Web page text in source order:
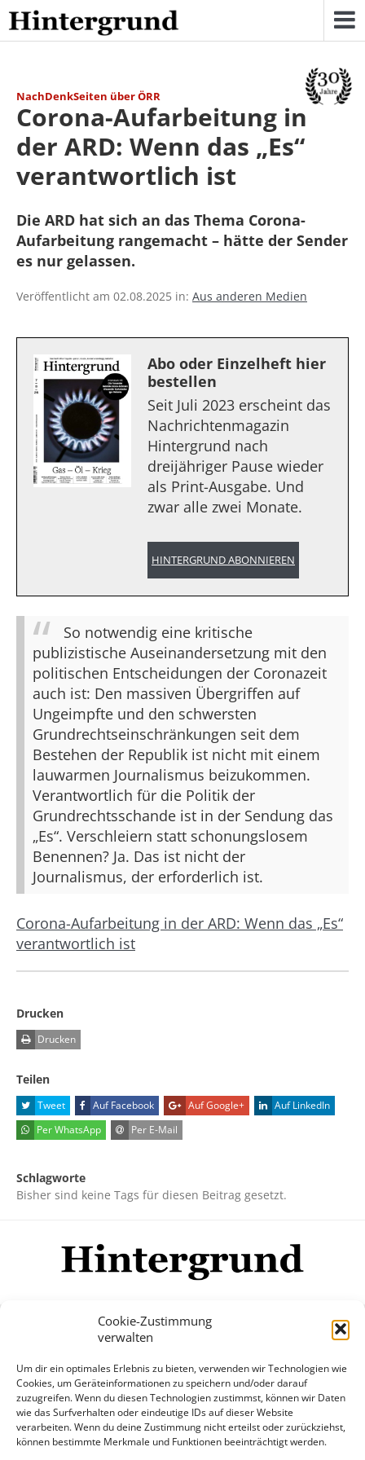
Cookie-Zustimmung
verwalten
Um dir ein optimales Erlebnis zu bieten, verwenden wir Technologien wie
Cookies, um Geräteinformationen zu speichern und/oder darauf
zuzugreifen. Wenn du diesen Technologien zustimmst, können wir Daten
wie das Surfverhalten oder eindeutige IDs auf dieser Website
verarbeiten. Wenn du deine Zustimmung nicht erteilst oder zurückziehst,
können bestimmte Merkmale und Funktionen beeinträchtigt werden.
Skip
to
content
NachDenkSeiten über ÖRR
Corona-Aufarbeitung in
der ARD: Wenn das „Es“
verantwortlich ist
Die ARD hat sich an das Thema Corona-
Aufarbeitung rangemacht – hätte der Sender
es nur gelassen.
Veröffentlicht am 02.08.2025 in: Aus anderen Medien
Abo oder Einzelheft hier
bestellen
Seit Juli 2023 erscheint das
Nachrichtenmagazin
Hintergrund nach
dreijähriger Pause wieder
als Print-Ausgabe. Und
zwar alle zwei Monate.
HINTERGRUND ABONNIEREN
So notwendig eine kritische
publizistische Auseinandersetzung mit den
politischen Entscheidungen der Coronazeit
auch ist: Den massiven Übergriffen auf
Ungeimpfte und den schwersten
Grundrechtseinschränkungen seit dem
Bestehen der Republik ist nicht mit einem
lauwarmen Journalismus beizukommen.
Verantwortlich für die Politik der
Grundrechtsschande ist in der Sendung das
„Es“. Verschleiern statt schonungslosem
Benennen? Ja. Das ist nicht der
Journalismus, der erforderlich ist.
Corona-Aufarbeitung in der ARD: Wenn das „Es“
verantwortlich ist
Drucken
Drucken
Teilen
Tweet Auf Facebook Auf Google+
Auf LinkedIn
Per WhatsApp
Per E-Mail
Schlagworte
Bisher sind keine Tags für diesen Beitrag gesetzt.
Mehr
© Copyright Hintergrund.de, 2015 - 2026